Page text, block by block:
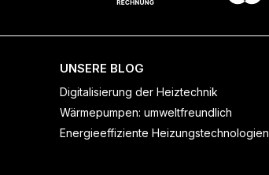
UNSERE BLOG
Digitalisierung der Heiztechnik
Wärmepumpen: umweltfreundlich
Energieeffiziente Heizungstechnologien